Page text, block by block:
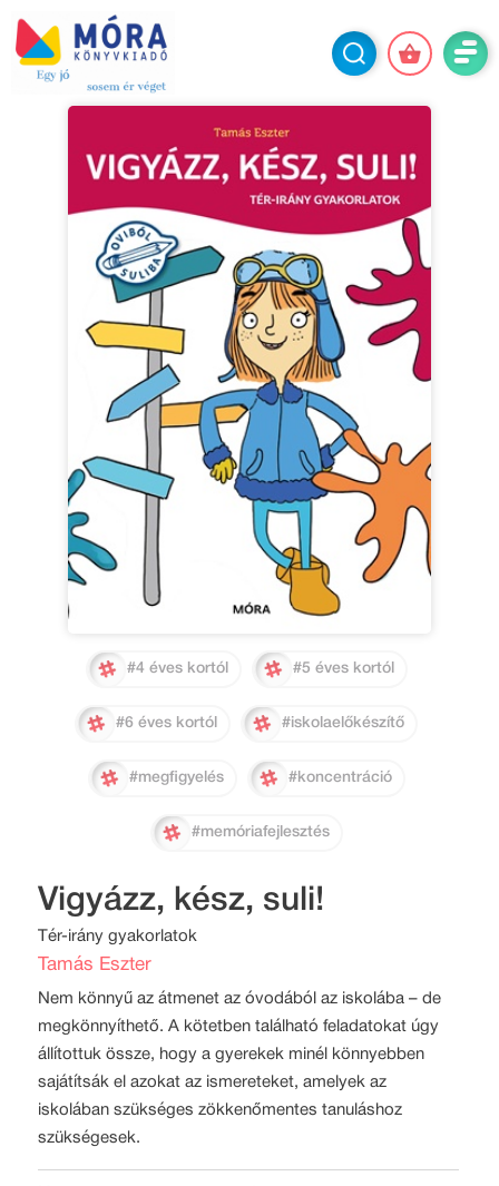
#4 éves kortól #5 éves kortól
#6 éves kortól #iskolaelőkészítő
#megfigyelés #koncentráció
#memóriafejlesztés
Vigyázz, kész, suli!
Tér-irány gyakorlatok
Tamás Eszter
Nem könnyű az átmenet az óvodából az iskolába – de
megkönnyíthető. A kötetben található feladatokat úgy
állítottuk össze, hogy a gyerekek minél könnyebben
sajátítsák el azokat az ismereteket, amelyek az
iskolában szükséges zökkenőmentes tanuláshoz
szükségesek.